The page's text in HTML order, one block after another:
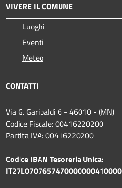
VIVERE IL COMUNE
Luoghi
Eventi
Meteo
CONTATTI
Via G. Garibaldi 6 - 46010 - (MN)
Codice Fiscale: 00416220200
Partita IVA: 00416220200
Codice IBAN Tesoreria Unica:
IT27L0707657470000000410000